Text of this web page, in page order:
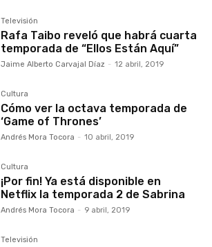
Televisión
Rafa Taibo reveló que habrá cuarta
temporada de “Ellos Están Aquí”
Jaime Alberto Carvajal Díaz - 12 abril, 2019
Cultura
Cómo ver la octava temporada de
‘Game of Thrones’
Andrés Mora Tocora - 10 abril, 2019
Cultura
¡Por fin! Ya está disponible en
Netflix la temporada 2 de Sabrina
Andrés Mora Tocora - 9 abril, 2019
Televisión